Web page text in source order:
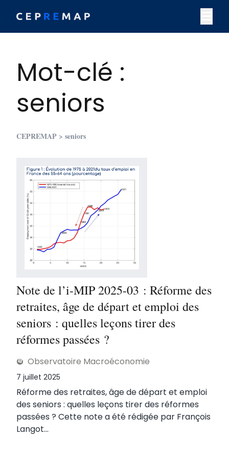
Mot-clé :
seniors
CEPREMAP > seniors
Note de l’i-MIP 2025-03 : Réforme des
retraites, âge de départ et emploi des
seniors : quelles leçons tirer des
réformes passées ?
Observatoire Macroéconomie
Publié le
7 juillet 2025
Réforme des retraites, âge de départ et emploi
des seniors : quelles leçons tirer des réformes
passées ? Cette note a été rédigée par François
Langot...